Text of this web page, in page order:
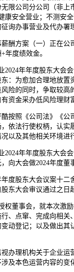
限公司分公司（非
康安全营业；不测安
询办事营业及代办署
方案（一）正在公
年度绩效金。
年年度股东大会会
：为愈加合理地放
险的同时，争取较
资金采办低风险理财
照《公司法》《公
依法行使权柄，认
以及其他相关环境进
年年度股东大会会
向大会做2024年度董
股东大会议案十二
东大会审议通过之日
事会，就本次激励
、点窜、完成向相
动登记；以及做出
理机构关于企业运
及本色运营内容的变